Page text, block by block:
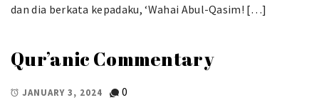
dan dia berkata kepadaku, ‘Wahai Abul-Qasim! […]
Qur’anic Commentary
JANUARY 3, 2024
0